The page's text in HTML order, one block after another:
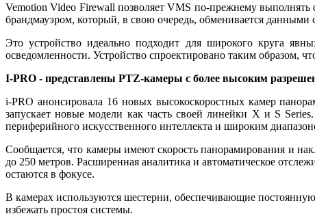
Vemotion Video Firewall позволяет VMS по-прежнему
брандмауэром, который, в свою очередь, обменивается данными
Это устройство идеально подходит для широкого круга
осведомленности. Устройство спроектировано таким образом,
I-PRO - представлены PTZ-камеры с более высоким
i-PRO анонсировала 16 новых высокоскоростных камер
запускает новые модели как часть своей линейки X и S
периферийного искусственного интеллекта и широким
Сообщается, что камеры имеют скорость панорамирования и
до 250 метров. Расширенная аналитика и автоматическое
остаются в фокусе.
В камерах используются шестерни, обеспечивающие
избежать простоя системы.